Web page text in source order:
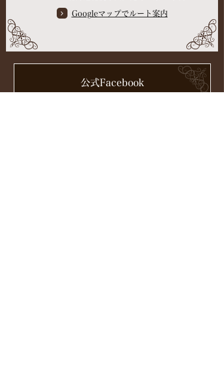
Googleマップでルート案内
公式Facebook